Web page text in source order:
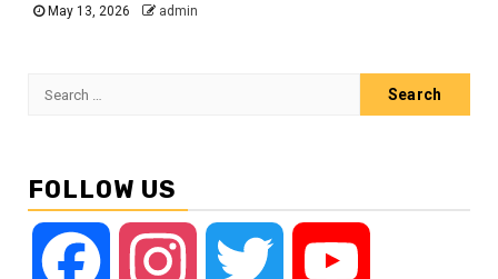
May 13, 2026 admin
Search
FOLLOW US
Facebook Instagram Twitter